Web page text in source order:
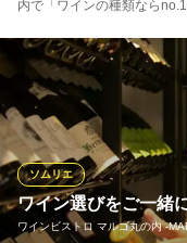
内で「ワインの種類なら
ワイン選びをご一緒
ワインビストロ マルゴ丸の内
ソムリエ